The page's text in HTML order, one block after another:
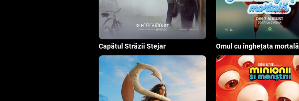
Capătul Străzii Stejar Omul cu înghețata mortală